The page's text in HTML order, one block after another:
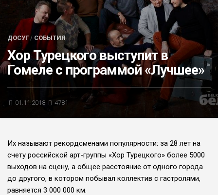
БЛИЦ-ОПРОС
АФИША
ДОСУГ/ СОБЫТИЯ
Хор Турецкого выступит в
Гомеле с программой «Лучшее»
01.11.2018 4781
Их называют рекордсменами популярности: за 28 лет на
счету российской арт-группы «Хор Турецкого» более 5000
выходов на сцену, а общее расстояние от одного города
до другого, в котором побывал коллектив с гастролями,
равняется 3 000 000 км.